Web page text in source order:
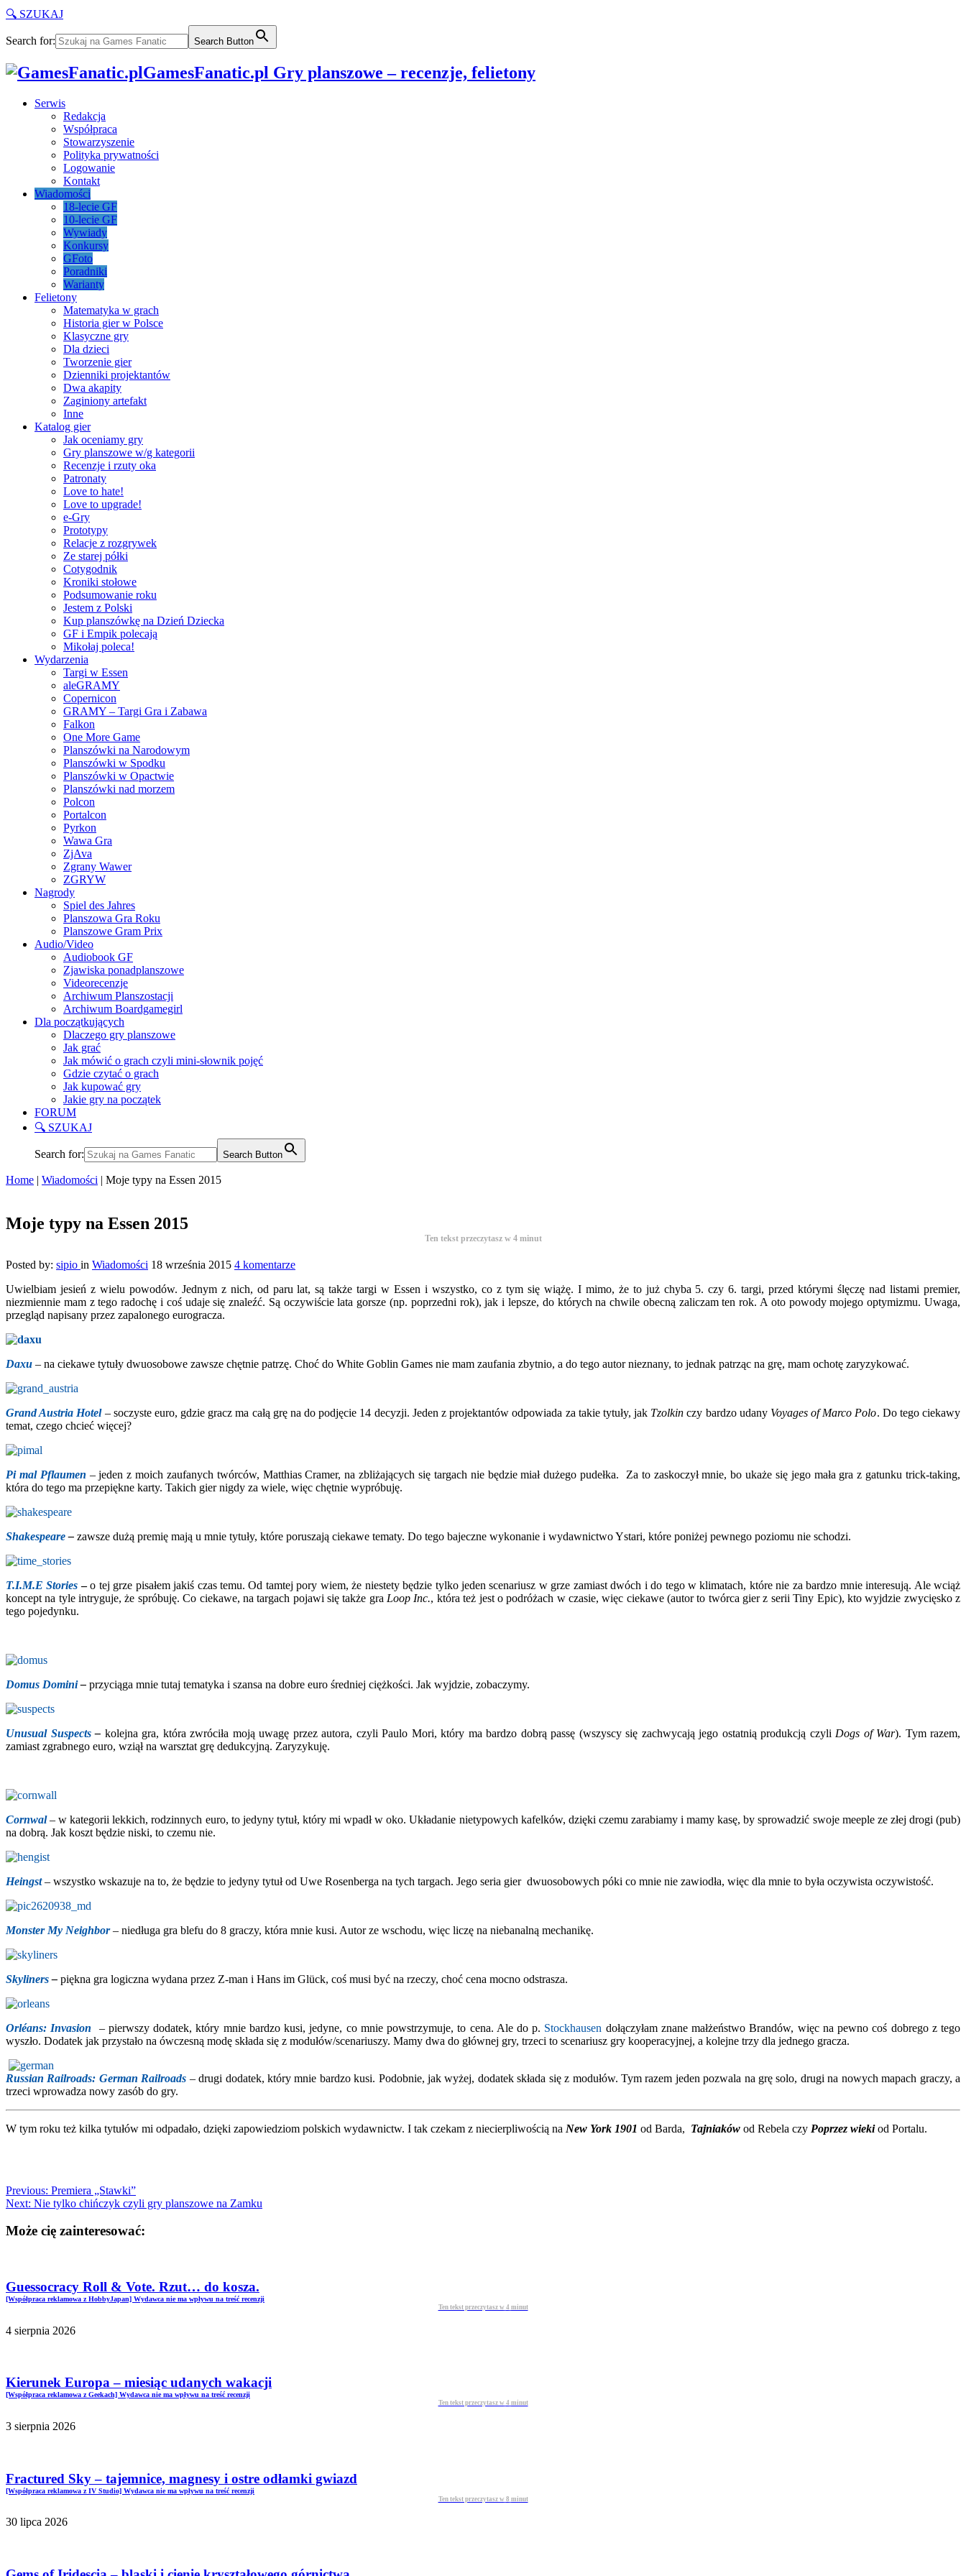
🔍 SZUKAJ
Search for: Search Button
GamesFanatic.pl Gry planszowe – recenzje, felietony
Serwis
Redakcja
Współpraca
Stowarzyszenie
Polityka prywatności
Logowanie
Kontakt
Wiadomości
18-lecie GF
10-lecie GF
Wywiady
Konkursy
GFoto
Poradniki
Warianty
Felietony
Matematyka w grach
Historia gier w Polsce
Klasyczne gry
Dla dzieci
Tworzenie gier
Dzienniki projektantów
Dwa akapity
Zaginiony artefakt
Inne
Katalog gier
Jak oceniamy gry
Gry planszowe w/g kategorii
Recenzje i rzuty oka
Patronaty
Love to hate!
Love to upgrade!
e-Gry
Prototypy
Relacje z rozgrywek
Ze starej półki
Cotygodnik
Kroniki stołowe
Podsumowanie roku
Jestem z Polski
Kup planszówkę na Dzień Dziecka
GF i Empik polecają
Mikołaj poleca!
Wydarzenia
Targi w Essen
aleGRAMY
Copernicon
GRAMY – Targi Gra i Zabawa
Falkon
One More Game
Planszówki na Narodowym
Planszówki w Spodku
Planszówki w Opactwie
Planszówki nad morzem
Polcon
Portalcon
Pyrkon
Wawa Gra
ZjAva
Zgrany Wawer
ZGRYW
Nagrody
Spiel des Jahres
Planszowa Gra Roku
Planszowe Gram Prix
Audio/Video
Audiobook GF
Zjawiska ponadplanszowe
Videorecenzje
Archiwum Planszostacji
Archiwum Boardgamegirl
Dla początkujących
Dlaczego gry planszowe
Jak grać
Jak mówić o grach czyli mini-słownik pojęć
Gdzie czytać o grach
Jak kupować gry
Jakie gry na początek
FORUM
🔍 SZUKAJ
Search for: Search Button
Home | Wiadomości | Moje typy na Essen 2015
Moje typy na Essen 2015
Ten tekst przeczytasz w 4 minut
Posted by: sipio in Wiadomości 18 września 2015 4 komentarze
Uwielbiam jesień z wielu powodów. Jednym z nich, od paru lat, są także targi w Essen i wszystko, co z tym się wiążę. I mimo, że to już chyba 5. czy 6. targi, przed którymi ślęczę nad listami premier,
niezmiennie mam z tego radochę i coś udaje się znaleźć. Są oczywiście lata gorsze (np. poprzedni rok), jak i lepsze, do których na chwile obecną zaliczam ten rok. A oto powody mojego optymizmu. Uwaga,
przegląd napisany przez zapalonego eurogracza.
Daxu – na ciekawe tytuły dwuosobowe zawsze chętnie patrzę. Choć do White Goblin Games nie mam zaufania zbytnio, a do tego autor nieznany, to jednak patrząc na grę, mam ochotę zaryzykować.
Grand Austria Hotel– soczyste euro, gdzie gracz ma całą grę na do podjęcie 14 decyzji. Jeden z projektantów odpowiada za takie tytuły, jak Tzolkin czy bardzo udany Voyages of Marco Polo. Do tego ciekawy
temat, czego chcieć więcej?
Pi mal Pflaumen – jeden z moich zaufanych twórców, Matthias Cramer, na zbliżających się targach nie będzie miał dużego pudełka. Za to zaskoczył mnie, bo ukaże się jego mała gra z gatunku trick-taking,
która do tego ma przepiękne karty. Takich gier nigdy za wiele, więc chętnie wypróbuję.
Shakespeare– zawsze dużą premię mają u mnie tytuły, które poruszają ciekawe tematy. Do tego bajeczne wykonanie i wydawnictwo Ystari, które poniżej pewnego poziomu nie schodzi.
T.I.M.E Stories –o tej grze pisałem jakiś czas temu. Od tamtej pory wiem, że niestety będzie tylko jeden scenariusz w grze zamiast dwóch i do tego w klimatach, które nie za bardzo mnie interesują. Ale wciąż
koncept na tyle intryguje, że spróbuję. Co ciekawe, na targach pojawi się także gra Loop Inc., która też jest o podróżach w czasie, więc ciekawe (autor to twórca gier z serii Tiny Epic), kto wyjdzie zwycięsko z
tego pojedynku.
Domus Domini– przyciąga mnie tutaj tematyka i szansa na dobre euro średniej ciężkości. Jak wyjdzie, zobaczymy.
Unusual Suspects– kolejna gra, która zwróciła moją uwagę przez autora, czyli Paulo Mori, który ma bardzo dobrą passę (wszyscy się zachwycają jego ostatnią produkcją czyli Dogs of War). Tym razem,
zamiast zgrabnego euro, wziął na warsztat grę dedukcyjną. Zaryzykuję.
Cornwal– w kategorii lekkich, rodzinnych euro, to jedyny tytuł, który mi wpadł w oko. Układanie nietypowych kafelków, dzięki czemu zarabiamy i mamy kasę, by sprowadzić swoje meeple ze złej drogi (pub)
na dobrą. Jak koszt będzie niski, to czemu nie.
Heingst– wszystko wskazuje na to, że będzie to jedyny tytuł od Uwe Rosenberga na tych targach. Jego seria gier dwuosobowych póki co mnie nie zawiodła, więc dla mnie to była oczywista oczywistość.
Monster My Neighbor– niedługa gra blefu do 8 graczy, która mnie kusi. Autor ze wschodu, więc liczę na niebanalną mechanikę.
Skyliners– piękna gra logiczna wydana przez Z-man i Hans im Glück, coś musi być na rzeczy, choć cena mocno odstrasza.
Orléans: Invasion – pierwszy dodatek, który mnie bardzo kusi, jedyne, co mnie powstrzymuje, to cena. Ale do p. Stockhausen dołączyłam znane małżeństwo Brandów, więc na pewno coś dobrego z tego
wyszło. Dodatek jak przystało na ówczesną modę składa się z modułów/scenariuszy. Mamy dwa do głównej gry, trzeci to scenariusz gry kooperacyjnej, a kolejne trzy dla jednego gracza.
Russian Railroads: German Railroads – drugi dodatek, który mnie bardzo kusi. Podobnie, jak wyżej, dodatek składa się z modułów. Tym razem jeden pozwala na grę solo, drugi na nowych mapach graczy, a
trzeci wprowadza nowy zasób do gry.
W tym roku też kilka tytułów mi odpadało, dzięki zapowiedziom polskich wydawnictw. I tak czekam z niecierpliwością na New York 1901 od Barda, Tajniaków od Rebela czy Poprzez wiekiod Portalu.
Previous: Premiera „Stawki”
Next: Nie tylko chińczyk czyli gry planszowe na Zamku
Może cię zainteresować:
Guessocracy Roll & Vote. Rzut… do kosza.
[Współpraca reklamowa z HobbyJapan] Wydawca nie ma wpływu na treść recenzji
Ten tekst przeczytasz w 4 minut
4 sierpnia 2026
Kierunek Europa – miesiąc udanych wakacji
[Współpraca reklamowa z Geekach] Wydawca nie ma wpływu na treść recenzji
Ten tekst przeczytasz w 4 minut
3 sierpnia 2026
Fractured Sky – tajemnice, magnesy i ostre odłamki gwiazd
[Współpraca reklamowa z IV Studio] Wydawca nie ma wpływu na treść recenzji
Ten tekst przeczytasz w 8 minut
30 lipca 2026